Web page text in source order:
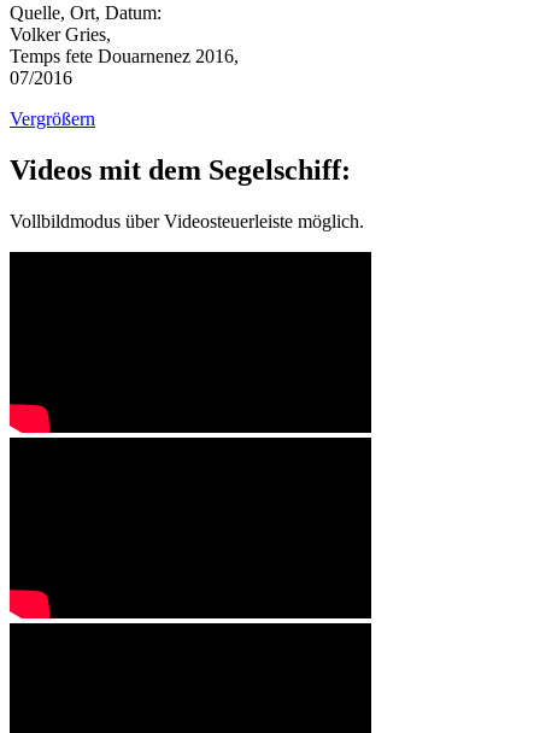
Quelle, Ort, Datum:
Volker Gries,
Temps fete Douarnenez 2016,
07/2016
Vergrößern
Videos mit dem Segelschiff:
Vollbildmodus über Videosteuerleiste möglich.